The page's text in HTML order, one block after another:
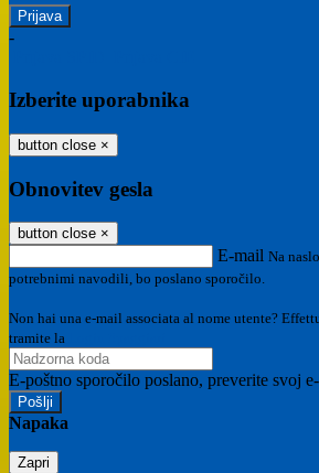
-
Izberite uporabnika
button close ×
Obnovitev gesla
button close ×
E-mail Na
potrebnimi navodili, bo poslano sporočilo.
Non hai una e-mail associata al nome utente?
tramite la
E-poštno sporočilo poslano, preverite svoj
Napaka
Zapri